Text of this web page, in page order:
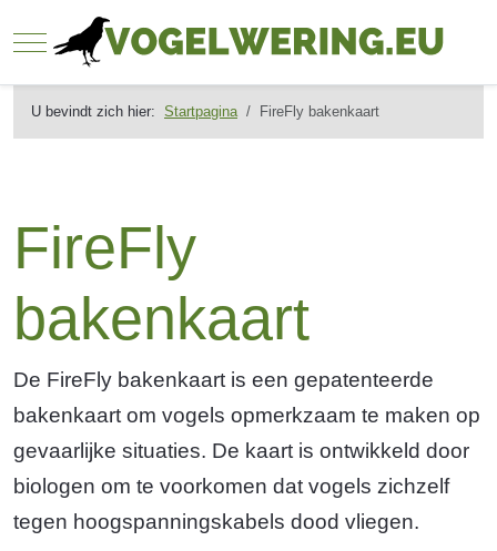
Mobile Menu Toggle
U bevindt zich hier: Startpagina FireFly bakenkaart
FireFly
bakenkaart
De FireFly bakenkaart is een gepatenteerde
bakenkaart om vogels opmerkzaam te maken op
gevaarlijke situaties. De kaart is ontwikkeld door
biologen om te voorkomen dat vogels zichzelf
tegen hoogspanningskabels dood vliegen.